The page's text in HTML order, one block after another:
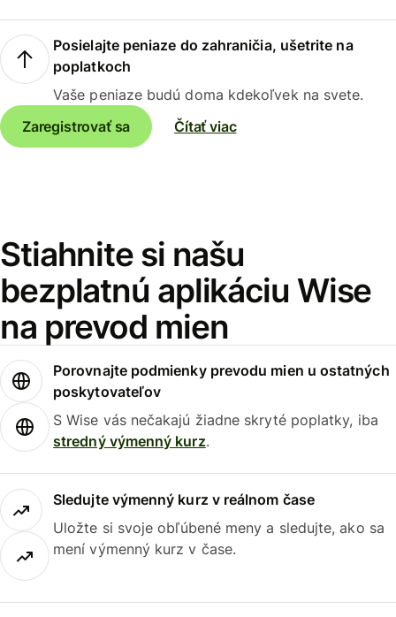
Posielajte peniaze do zahraničia, ušetrite na
poplatkoch
Vaše peniaze budú doma kdekoľvek na svete.
Zaregistrovať sa
Čítať viac
Stiahnite si našu
bezplatnú aplikáciu Wise
na prevod mien
Porovnajte podmienky prevodu mien u ostatných
poskytovateľov
S Wise vás nečakajú žiadne skryté poplatky, iba
stredný výmenný kurz.
Sledujte výmenný kurz v reálnom čase
Uložte si svoje obľúbené meny a sledujte, ako sa
mení výmenný kurz v čase.